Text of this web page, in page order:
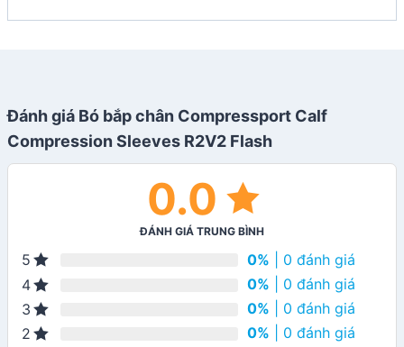
Đánh giá Bó bắp chân Compressport Calf
Compression Sleeves R2V2 Flash
0.0
ĐÁNH GIÁ TRUNG BÌNH
5 0% | 0 đánh giá
4
0% | 0 đánh giá
3
0% | 0 đánh giá
2
0% | 0 đánh giá